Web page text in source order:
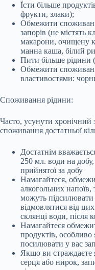
Їсти більше
фрукти, злаки);
Обмежити
запорів (не містять
макарони, очищену
манна каша, білий
Пити більше рідини
Обмежити
властивостями:
Споживання рідини:
Часто, усунути хронічний
споживання достатньої
Достатнім
250 мл. води на добу,
прийнятої за добу
Намагайтеся,
алкогольних напоїв,
можуть
відмовлятися від
склянці води, після
Намагайтеся
продуктів,
посилювати у вас
Якщо ви
серця або нирок,